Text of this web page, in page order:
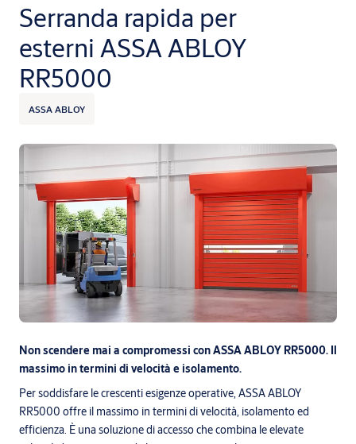
Serranda rapida per
esterni ASSA ABLOY
RR5000
ASSA ABLOY
Non scendere mai a compromessi con ASSA ABLOY RR5000. Il
massimo in termini di velocità e isolamento.
Per soddisfare le crescenti esigenze operative, ASSA ABLOY
RR5000 offre il massimo in termini di velocità, isolamento ed
efficienza. È una soluzione di accesso che combina le elevate